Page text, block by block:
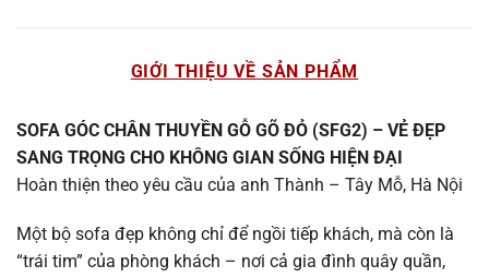
GIỚI THIỆU VỀ SẢN PHẨM
SOFA GÓC CHÂN THUYỀN GỖ GÕ ĐỎ (SFG2) – VẺ ĐẸP
SANG TRỌNG CHO KHÔNG GIAN SỐNG HIỆN ĐẠI
Hoàn thiện theo yêu cầu của anh Thành – Tây Mỗ, Hà Nội
Một bộ sofa đẹp không chỉ để ngồi tiếp khách, mà còn là
“trái tim” của phòng khách – nơi cả gia đình quây quần,